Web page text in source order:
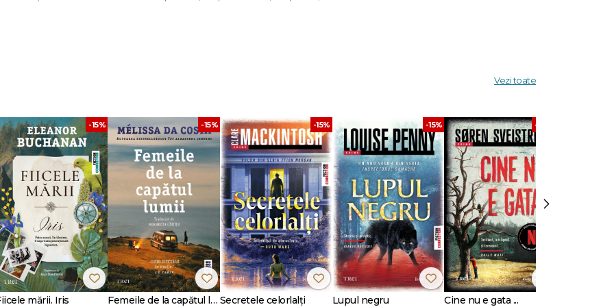
de basm: ajuns târziu la literatură, acest autor, pe cât de discret, pe atât de
manuscris a încăput pe mâna editorului, scenariul corespunzător fiind imediat
el a devenit la noi scriitorul cel mai popular. Secretul său? Un adevărat simţ al
timpurilor noastre, un romantism inalterabil care pune mai presus de orice o
Miracolele nu se explică, se constată.
lui sunt traduse în 47 de limbi, regăsindu-se pe majoritatea listelor de
profesional fascinant: a fost mai întâi voluntar la Crucea Roşie, apoi antreprenor
companii de arhitectură din Franţa.
apariţia romanuluiŞi dacă e adevărat…, vândut în întreaga lume în milioane de
Vezi toate
-15%
mării. Iris
-15%
Femeile de la capătul lumii
-15%
Secretele celorlalți
-15%
Lupul negru
-30%
Cine nu e gata ...
›